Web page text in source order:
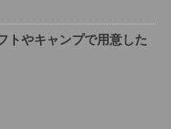
トやキャンプで用意した